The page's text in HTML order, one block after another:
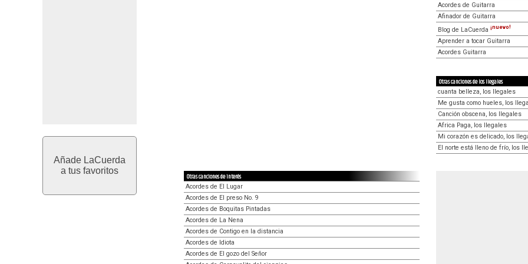
Añade LaCuerda
a tus favoritos
Acordes de Guitarra
Afinador de Guitarra
Blog de LaCuerda ¡nuevo!
Aprender a tocar Guitarra
Acordes Guitarra
Otras canciones de los Ilegales
cuanta belleza, los Ilegales
Me gusta como hueles, los
Canción obscena, los Ilegales
Africa Paga, los Ilegales
Mi corazón es delicado, los
El norte está lleno de frío, los
Otras canciones de interés
Acordes de El Lugar
Acordes de El preso No. 9
Acordes de Boquitas Pintadas
Acordes de La Nena
Acordes de Contigo en la distancia
Acordes de Idiota
Acordes de El gozo del Señor